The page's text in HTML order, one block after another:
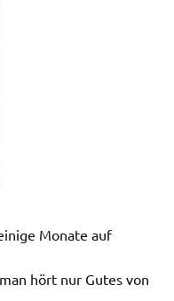
Monate auf
hört nur Gutes von